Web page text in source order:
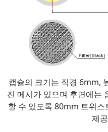
캡슐의 크기는 직경 6mm,
진 메시가 있으며 후면에는
할 수 있도록 80mm 트위스
제